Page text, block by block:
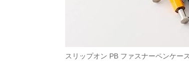
スリップオン PB ファスナーペンケー